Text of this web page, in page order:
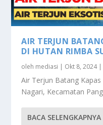
AIR TERJUN
DI HUTAN RIMBA
oleh mediasi | Okt 8, 2024|
Air Terjun Batang
Nagari, Kecamatan
BACA SELENGKAPNYA